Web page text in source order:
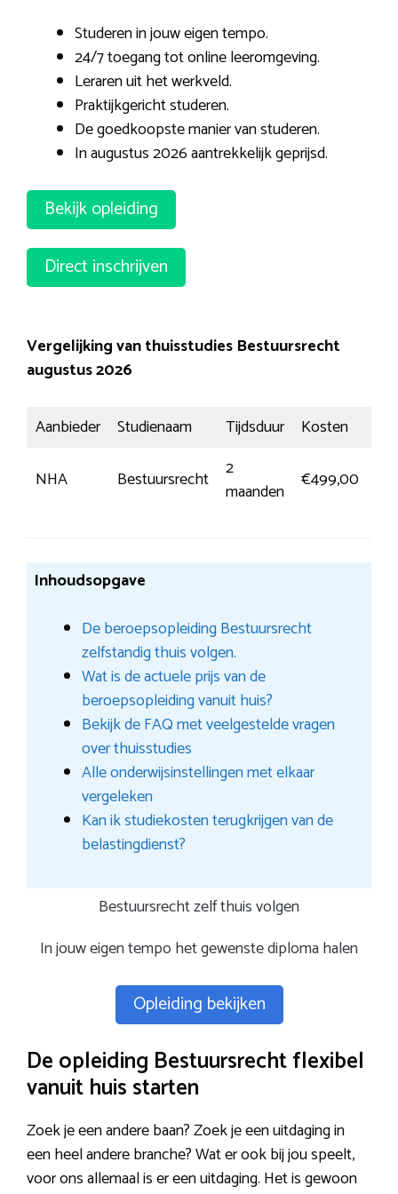
Studeren in jouw eigen tempo.
24/7 toegang tot online leeromgeving.
Leraren uit het werkveld.
Praktijkgericht studeren.
De goedkoopste manier van studeren.
In augustus 2026 aantrekkelijk geprijsd.
Bekijk opleiding
Direct inschrijven
Vergelijking van thuisstudies Bestuursrecht
augustus 2026
Aanbieder Studienaam Tijdsduur Kosten
NHA
Bestuursrecht
2
maanden
€499,00
Inhoudsopgave
De beroepsopleiding Bestuursrecht
zelfstandig thuis volgen.
Wat is de actuele prijs van de
beroepsopleiding vanuit huis?
Bekijk de FAQ met veelgestelde vragen
over thuisstudies
Alle onderwijsinstellingen met elkaar
vergeleken
Kan ik studiekosten terugkrijgen van de
belastingdienst?
Bestuursrecht zelf thuis volgen
In jouw eigen tempo het gewenste diploma halen
Opleiding bekijken
De opleiding Bestuursrecht flexibel
vanuit huis starten
Zoek je een andere baan? Zoek je een uitdaging in
een heel andere branche? Wat er ook bij jou speelt,
voor ons allemaal is er een uitdaging. Het is gewoon